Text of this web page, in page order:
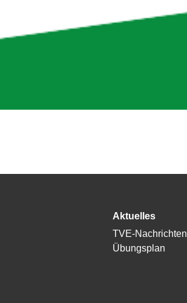
Aktuelles
TVE-Nachrichten
Übungsplan